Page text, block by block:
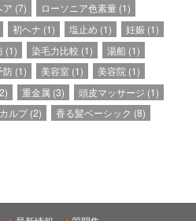
ア (7) ローソニア色素量(1)
初ヘナ (1) 塩止め (1) 妊娠 (1)
(1) 染毛力比較 (1) 湯船 (1)
防(1) 美容室 (1) 美容院 (1)
重金属 (3) 頭皮マッサージ (1)
ルプ(2) 香る髪ベーシック (8)